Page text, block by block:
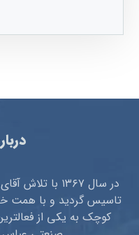
در سال ۱۳۶۷
تاسیس گردید و با همت
کوچک به یکی از